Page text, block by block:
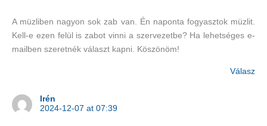
A müzliben nagyon sok zab van. Én naponta fogyasztok müzlit.
Kell-e ezen felül is zabot vinni a szervezetbe? Ha lehetséges e-
mailben szeretnék választ kapni. Köszönöm!
Válasz
Irén
2024-12-07 at 07:39